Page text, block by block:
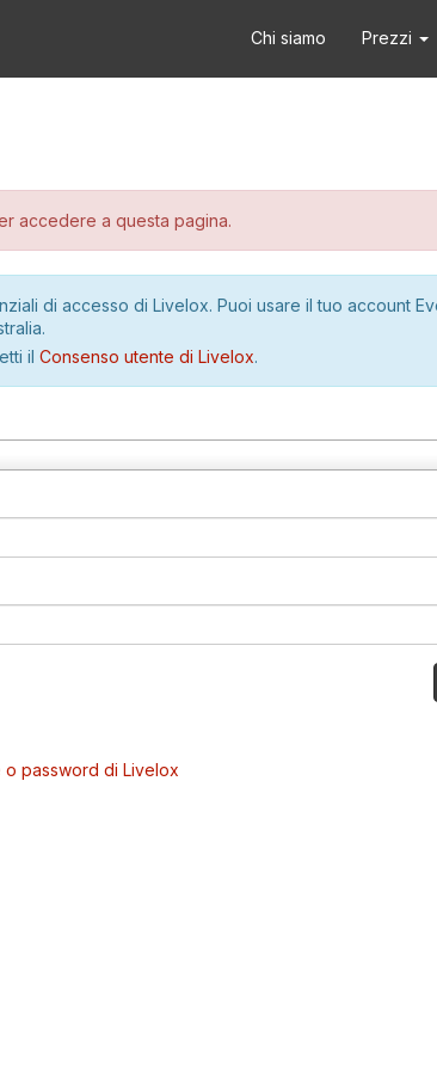
Chi siamo Prezzi
accedere a questa pagina.
di accesso di Livelox. Puoi usare il tuo account
il Consenso utente di Livelox.
o password di Livelox